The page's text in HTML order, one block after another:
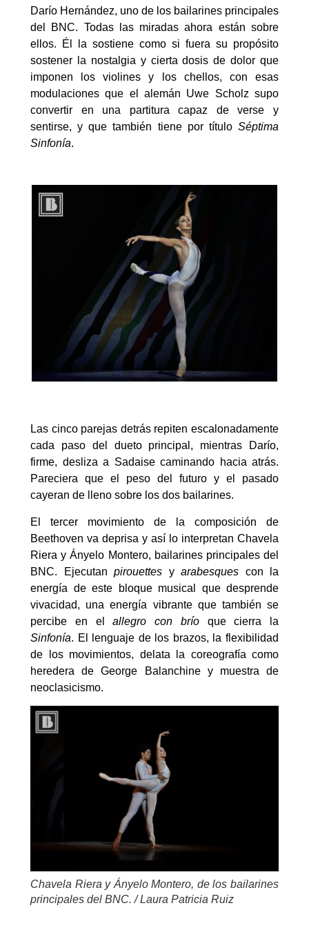
Darío Hernández, uno de los bailarines principales
del BNC. Todas las miradas ahora están sobre
ellos. Él la sostiene como si fuera su propósito
sostener la nostalgia y cierta dosis de dolor que
imponen los violines y los chellos, con esas
modulaciones que el alemán Uwe Scholz supo
convertir en una partitura capaz de verse y
sentirse, y que también tiene por título Séptima
Sinfonía.
Las cinco parejas detrás repiten escalonadamente
cada paso del dueto principal, mientras Darío,
firme, desliza a Sadaise caminando hacia atrás.
Pareciera que el peso del futuro y el pasado
cayeran de lleno sobre los dos bailarines.
El tercer movimiento de la composición de
Beethoven va deprisa y así lo interpretan Chavela
Riera y Ányelo Montero, bailarines principales del
BNC. Ejecutan pirouettes y arabesques con la
energía de este bloque musical que desprende
vivacidad, una energía vibrante que también se
percibe en elallegro con bríoque cierra la
Sinfonía. El lenguaje de los brazos, la flexibilidad
de los movimientos, delata la coreografía como
heredera de George Balanchine y muestra de
neoclasicismo.
Chavela Riera y Ányelo Montero, de los bailarines
principales del BNC. / Laura Patricia Ruiz